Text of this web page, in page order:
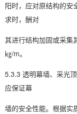
阳时，应对原结构的安
求时，酬对
其进行结构加固或采集
㎏/m。
5.3.3 透明幕墙、采光
应保证幕
墙的安全性能。根据实